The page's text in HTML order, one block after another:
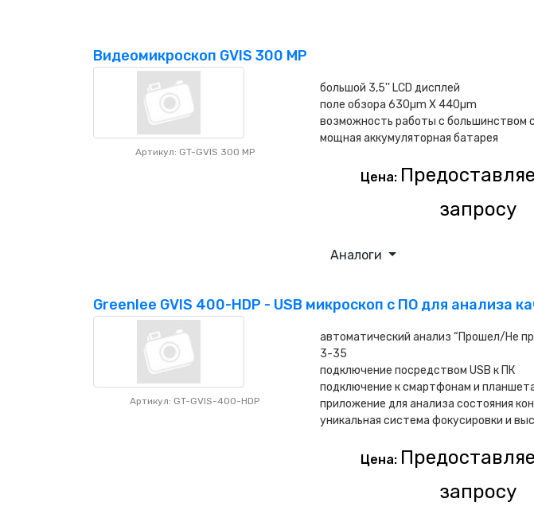
Видеомикроскоп GVIS 300 MP
Артикул: GT-GVIS 300 MP
большой 3,5'' LCD дисплей
поле обзора 630µm X 440µm
возможность работы с большинством
мощная аккумуляторная батарея
Цена:
запросу
Аналоги
Greenlee GVIS 400-HDP - USB микроскоп с ПО для анализа
Артикул: GT-GVIS-400-HDP
автоматический анализ “Прошел/Не
3-35
подключение посредством USB к ПК
подключение к смартфонам и
приложение для анализа состояния
уникальная система фокусировки и
Цена:
запросу